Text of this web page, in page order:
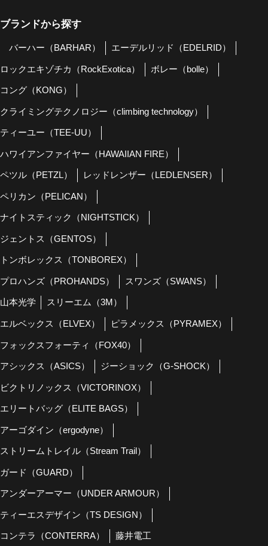
ブランドから探す
バーハー（BARHAR） エーデルリッド（EDELRID）
ロックエキゾチカ（RockExotica） ボレー（bolle）
コング（KONG）
クライミングテクノロジー（climbing technology）
ティーユー（TEE-UU）
ハワイアンファイヤー（HAWAIIAN FIRE）
ペツル（PETZL） レッドレンザー（LEDLENSER）
ペリカン（PELICAN）
ナイトスティック（NIGHTSTICK）
ジェントス（GENTOS）
トンボレックス（TONBOREX）
プロハンズ（PROHANDS） スワンズ（SWANS）
山本光学 スリーエム（3M）
エルベックス（ELVEX） ピラメックス（PYRAMEX）
フォックスフォーティ（FOX40）
アシックス（ASICS） ジーショック（G-SHOCK）
ビクトリノックス（VICTORINOX）
エリートバッグ（ELITE BAGS）
アーゴダイン（ergodyne）
ストリームトレイル（Stream Trail）
ガード（GUARD）
アンダーアーマー（UNDER ARMOUR）
ティーエスデザイン（TS DESIGN）
コンテラ（CONTERRA） 藤井電工